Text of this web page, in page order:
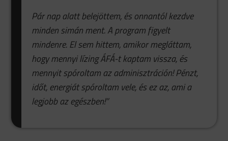
Pár nap alatt belejöttem, és onnantól kezdve
minden simán ment. A program figyelt
mindenre. El sem hittem, amikor megláttam,
hogy mennyi lízing ÁFÁ-t kaptam vissza, és
mennyit spóroltam az adminisztráción! Pénzt,
időt, energiát spóroltam vele, és ez az, ami a
legjobb az egészben!”